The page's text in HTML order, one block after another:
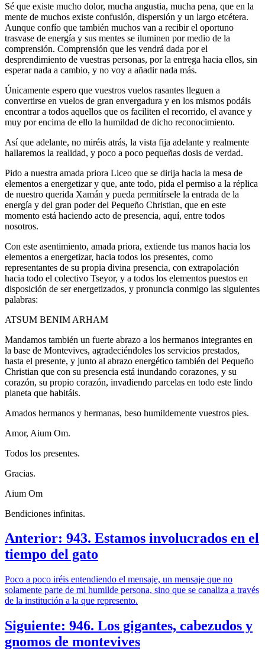
Sé que existe mucho dolor, mucha angustia, mucha pena, que en la
mente de muchos existe confusión, dispersión y un largo etcétera.
Aunque confío que también muchos van a recibir el oportuno
trasvase de energía y sus mentes se iluminen por medio de la
comprensión. Comprensión que les vendrá dada por el
desprendimiento de vuestras personas, por la entrega hacia ellos, sin
esperar nada a cambio, y no voy a añadir nada más.
Únicamente espero que vuestros vuelos rasantes lleguen a
convertirse en vuelos de gran envergadura y en los mismos podáis
encontrar a todos aquellos que os faciliten el recorrido, el avance y
muy por encima de ello la humildad de dicho reconocimiento.
Así que adelante, no miréis atrás, la vista fija adelante y realmente
hallaremos la realidad, y poco a poco pequeñas dosis de verdad.
Pido a nuestra amada priora Liceo que se dirija hacia la mesa de
elementos a energetizar y que, ante todo, pida el permiso a la réplica
de nuestro querida Xamán y pueda permitírsele la entrada de la
energía y del gran poder del Pequeño Christian, que en este
momento está haciendo acto de presencia, aquí, entre todos
nosotros.
Con este asentimiento, amada priora, extiende tus manos hacia los
elementos a energetizar, hacia todos los presentes, como
representantes de su propia divina presencia, con extrapolación
hacia todo el colectivo Tseyor, y a todos los elementos puestos en
disposición de ser energetizados, y pronuncia conmigo las siguientes
palabras:
ATSUM BENIM ARHAM
Mandamos también un fuerte abrazo a los hermanos integrantes en
la base de Montevives, agradeciéndoles los servicios prestados,
hasta el presente, y junto al abrazo energético también del Pequeño
Christian que con su presencia está inundando corazones, y su
corazón, su propio corazón, invadiendo parcelas en todo este lindo
planeta que habitáis.
Amados hermanos y hermanas, beso humildemente vuestros pies.
Amor, Aium Om.
Todos los presentes.
Gracias.
Aium Om
Bendiciones infinitas.
Anterior: 943. Estamos involucrados en el
tiempo del gato
Poco a poco iréis entendiendo el mensaje, un mensaje que no
solamente parte de mi humilde persona, sino que se canaliza a través
de la institución a la que represento.
Siguiente: 946. Los gigantes, cabezudos y
gnomos de montevives